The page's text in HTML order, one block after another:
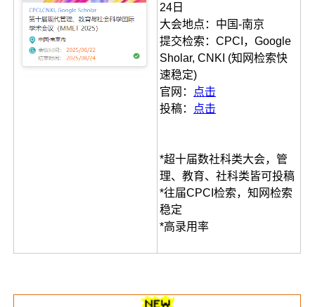
24日
大会地点：中国-南京
提交检索：CPCI，Google
Sholar, CNKI (知网检索快
速稳定)
官网：
点击
投稿：
点击
*超十届数社科类大会，管
理、教育、社科类皆可投稿
*往届CPCI检索，知网检索
稳定
*高录用率